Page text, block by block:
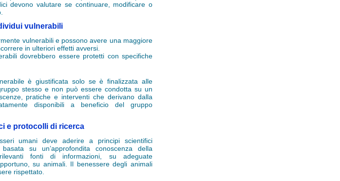
devono valutare se continuare, modificare o
vulnerabili
vulnerabili e possono avere una maggiore
in ulteriori effetti avversi.
dovrebbero essere protetti con specifiche
è giustificata solo se è finalizzata alle
stesso e non può essere condotta su un
pratiche e interventi che derivano dalla
disponibili a beneficio del gruppo
e protocolli di ricerca
umani deve aderire a principi scientifici
su un’approfondita conoscenza della
fonti di informazioni, su adeguate
su animali. Il benessere degli animali
rispettato.